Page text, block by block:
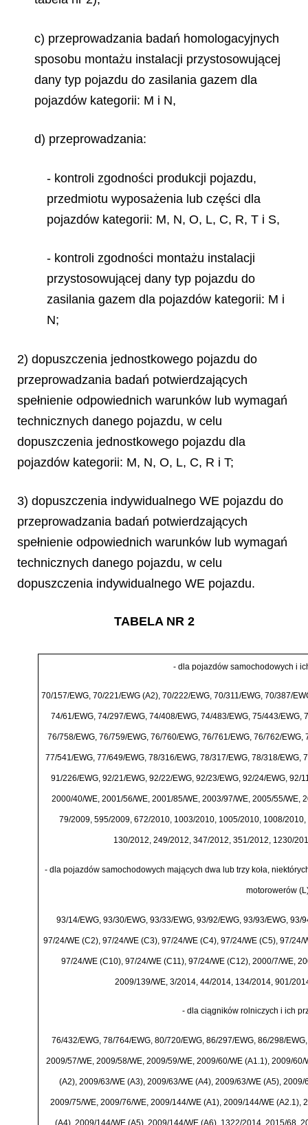
c) przeprowadzania badań homologacyjnych
sposobu montażu instalacji przystosowującej
dany typ pojazdu do zasilania gazem dla
pojazdów kategorii: M i N,
d) przeprowadzania:
- kontroli zgodności produkcji pojazdu,
przedmiotu wyposażenia lub części dla
pojazdów kategorii: M, N, O, L, C, R, T i S,
- kontroli zgodności montażu instalacji
przystosowującej dany typ pojazdu do
zasilania gazem dla pojazdów kategorii: M i
N;
2) dopuszczenia jednostkowego pojazdu do
przeprowadzania badań potwierdzających
spełnienie odpowiednich warunków lub wymagań
technicznych danego pojazdu, w celu
dopuszczenia jednostkowego pojazdu dla
pojazdów kategorii: M, N, O, L, C, R i T;
3) dopuszczenia indywidualnego WE pojazdu do
przeprowadzania badań potwierdzających
spełnienie odpowiednich warunków lub wymagań
technicznych danego pojazdu, w celu
dopuszczenia indywidualnego WE pojazdu.
TABELA NR 2
- dla pojazdów samochodowych i
70/157/EWG, 70/221/EWG (A2), 70/222/EWG, 70/311/EWG, 70/387/
74/61/EWG, 74/297/EWG, 74/408/EWG, 74/483/EWG, 75/443/EWG,
76/758/EWG, 76/759/EWG, 76/760/EWG, 76/761/EWG, 76/762/
77/541/EWG, 77/649/EWG, 78/316/EWG, 78/317/EWG, 78/318/EWG,
91/226/EWG, 92/21/EWG, 92/22/EWG, 92/23/EWG, 92/24/EWG, 92/
2000/40/WE, 2001/56/WE, 2001/85/WE, 2003/97/WE, 2005/55/WE,
79/2009, 595/2009, 672/2010, 1003/2010, 1005/2010, 1008/
130/2012, 249/2012, 347/2012, 351/2012, 1230/
- dla pojazdów samochodowych mających dwa lub trzy koła, niektó
motorowerów
93/14/EWG, 93/30/EWG, 93/33/EWG, 93/92/EWG, 93/93/EWG,
97/24/WE (C2), 97/24/WE (C3), 97/24/WE (C4), 97/24/WE (C5), 97/
97/24/WE (C10), 97/24/WE (C11), 97/24/WE (C12), 2000/7/WE,
2009/139/WE, 3/2014, 44/2014, 134/2014, 901/
- dla ciągników rolniczych i ich
76/432/EWG, 78/764/EWG, 80/720/EWG, 86/297/EWG, 86/298/
2009/57/WE, 2009/58/WE, 2009/59/WE, 2009/60/WE (A1.1), 2009/
(A2), 2009/63/WE (A3), 2009/63/WE (A4), 2009/63/WE (A5),
2009/75/WE, 2009/76/WE, 2009/144/WE (A1), 2009/144/WE (A2.1),
(A4), 2009/144/WE (A5), 2009/144/WE (A6), 1322/2014, 2015/68,